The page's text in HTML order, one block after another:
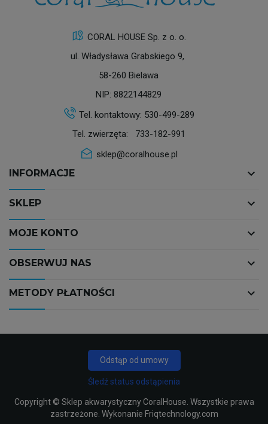
CORAL HOUSE Sp. z o. o.
ul. Władysława Grabskiego 9,
58-260 Bielawa
NIP: 8822144829
Tel. kontaktowy: 530-499-289
Tel. zwierzęta: 733-182-991
sklep@coralhouse.pl
INFORMACJE keyboard_arrow_down
SKLEP keyboard_arrow_down
MOJE KONTO keyboard_arrow_down
OBSERWUJ NAS keyboard_arrow_down
METODY PŁATNOŚCI keyboard_arrow_down
Odstąp od umowy
Śledź status odstąpienia
Copyright © Sklep akwarystyczny CoralHouse . Wszystkie prawa
zastrzeżone. Wykonanie Friqtechnology.com